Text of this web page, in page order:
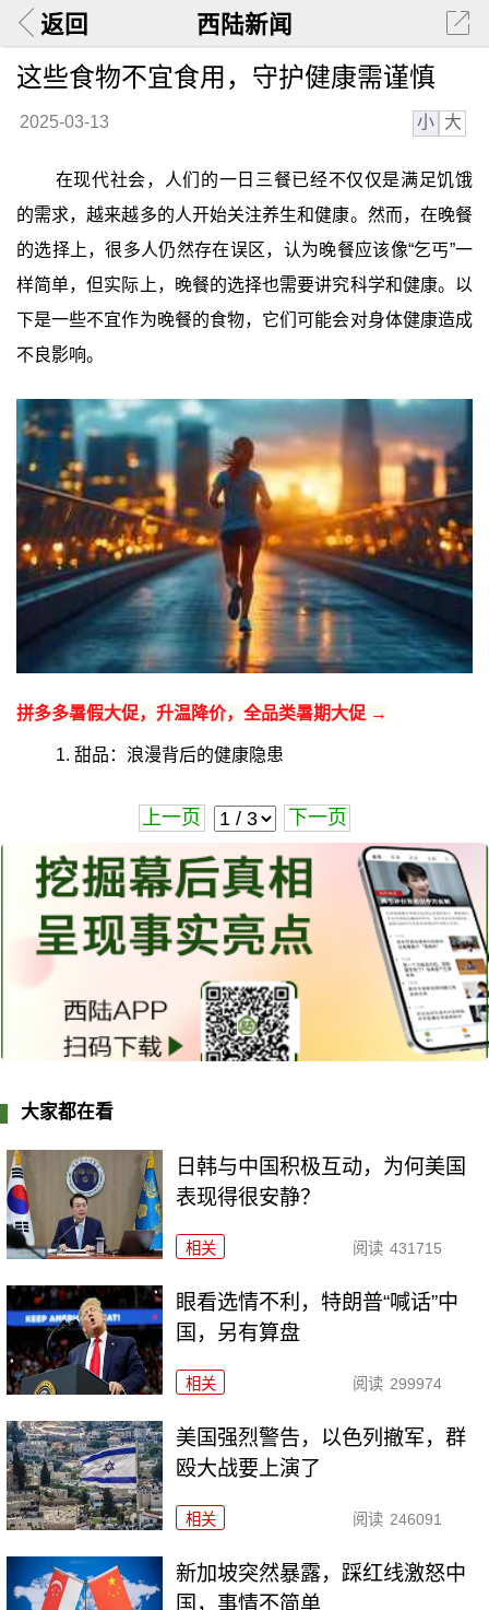
返回 西陆新闻
这些食物不宜食用，守护健康需谨慎
2025-03-13 小 大
在现代社会，人们的一日三餐已经不仅仅是满足饥饿
的需求，越来越多的人开始关注养生和健康。然而，在晚餐
的选择上，很多人仍然存在误区，认为晚餐应该像“乞丐”一
样简单，但实际上，晚餐的选择也需要讲究科学和健康。以
下是一些不宜作为晚餐的食物，它们可能会对身体健康造成
不良影响。
拼多多暑假大促，升温降价，全品类暑期大促 →
1. 甜品：浪漫背后的健康隐患
上一页 下一页
大家都在看
日韩与中国积极互动，为何美国
表现得很安静？
相关 阅读 431715
眼看选情不利，特朗普“喊话”中
国，另有算盘
相关 阅读 299974
美国强烈警告，以色列撤军，群
殴大战要上演了
相关 阅读 246091
新加坡突然暴露，踩红线激怒中
国，事情不简单